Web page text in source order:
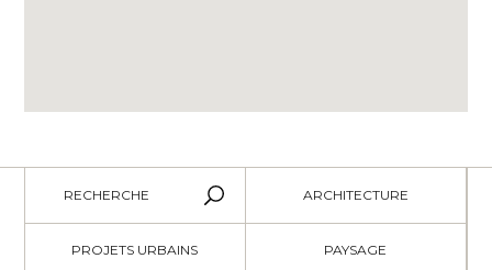
RECHERCHE ARCHITECTURE
PROJETS URBAINS PAYSAGE